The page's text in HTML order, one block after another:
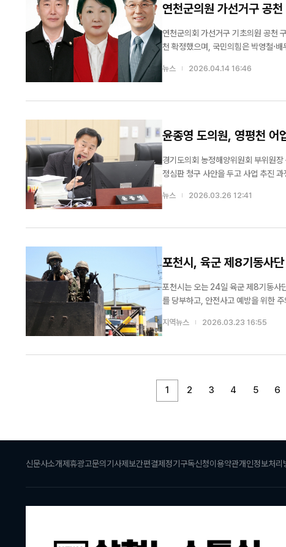
연천군의원 가선거구 공
연천군의회 가선거구 기초의원 공천 구도가 확정되
천 확정했으며, 국민의힘은 박영철·
략 싸움을 벌일 전망이
뉴스 2026.04.14 16:46
윤종영 도의원, 영평천 어
경기도의회 농정해양위원회 부위원
정심판 청구 사안을 두고 사업 추진
포천시가 추진 중인 ‘주원 자연재해
가설 등을 포함한 약 161억 원 규모의
뉴스 2026.03.26 12:41
포천시, 육군 제8기동사
포천시는 오는 24일 육군 제8기동사
를 당부하고, 안전사고 예방을 위한 주의를 요청했다. 이번 훈련은 실제 상황 발생 시
있도록 임무 수행 절차를 숙달하고, 다
천시는 훈련 기간 중 군 병력과 차량 이
지역뉴스 2026.03.23 16:55
1 2 3 4 5 6
신문사소개제휴광고문의 기사제보간편결제 정기구독신청이용약관개인정보처리